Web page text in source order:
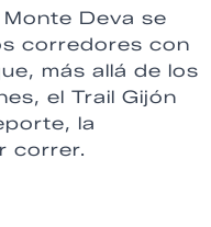
Deva se
corredores con
más allá de los
el Trail Gijón
la
correr.